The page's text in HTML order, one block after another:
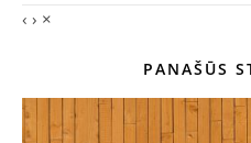
‹ › ×
PANAŠŪS